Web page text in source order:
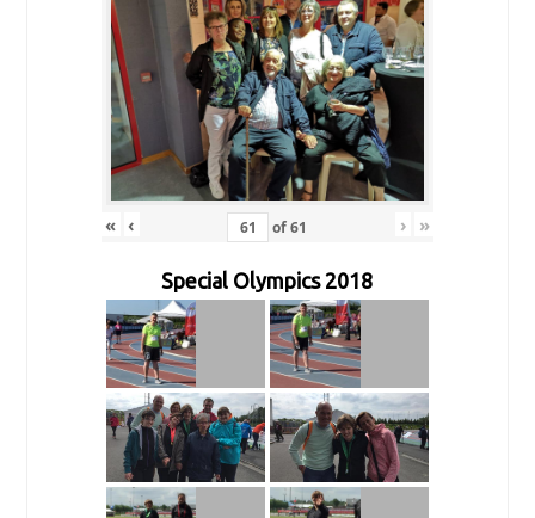
« ‹ of61 › »
Special Olympics 2018